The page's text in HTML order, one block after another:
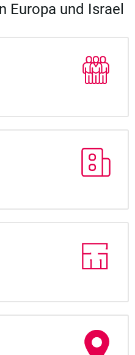
Europa und Israel